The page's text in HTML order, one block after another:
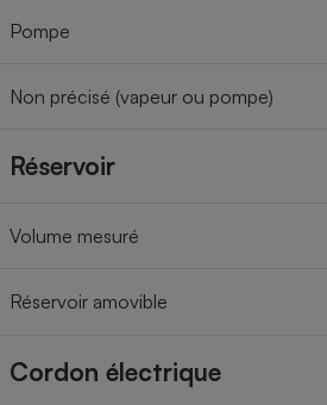
Pompe
Non précisé (vapeur ou pompe)
Réservoir
Volume mesuré
Réservoir amovible
Cordon électrique